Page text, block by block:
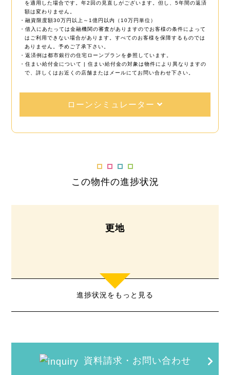
を適用した場合です。年2回の見直しがございます。但し、5年間の返済
額は変わりません。
・融資限度額30万円以上～1億円以内（10万円単位）
・借入にあたっては金融機関の審査がありますのでお客様の条件によって
はご利用できない場合があります。すべてのお客様を保障するものでは
ありません。予めご了承下さい。
・返済例は都市銀行の住宅ローンプランを参照しています。
・住まい給付金について | 住まい給付金の対象は物件により異なりますの
で、詳しくはお近くの店舗またはメールにてお問い合わせ下さい。
ローンシミュレーター
この物件の進捗状況
更地
進捗状況をもっと見る
資料請求・お問い合わせ